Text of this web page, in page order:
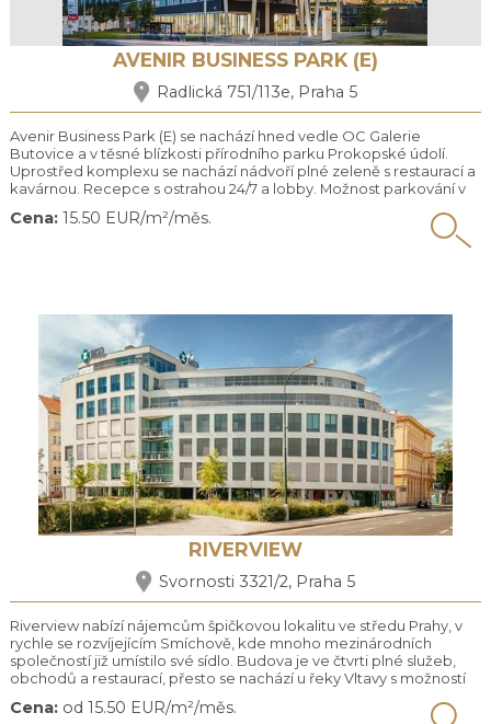
AVENIR BUSINESS PARK (E)
Radlická 751/113e, Praha 5
Avenir Business Park (E) se nachází hned vedle OC Galerie
Butovice a v těsné blízkosti přírodního parku Prokopské údolí.
Uprostřed komplexu se nachází nádvoří plné zeleně s restaurací a
kavárnou. Recepce s ostrahou 24/7 a lobby. Možnost parkování v
budově vč. parkování pro návštěvy. Zastávka MHD hned před
budovou, metro (B) Nové Butovice pouze 5 min. chůze. Budovy
Cena: 15.50 EUR/m²/měs.
RIVERVIEW
Svornosti 3321/2, Praha 5
Riverview nabízí nájemcům špičkovou lokalitu ve středu Prahy, v
rychle se rozvíjejícím Smíchově, kde mnoho mezinárodních
společností již umístilo své sídlo. Budova je ve čtvrti plné služeb,
obchodů a restaurací, přesto se nachází u řeky Vltavy s možností
příjemného relaxu. Riverview je pohodlné pracoviště s výbornou
dostupností přímo u všech důležitých dopravních tepen města.
Cena: od 15.50 EUR/m²/měs.